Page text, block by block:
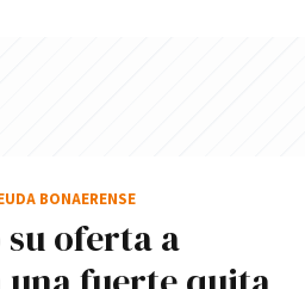
oferta a
BONAERENSE